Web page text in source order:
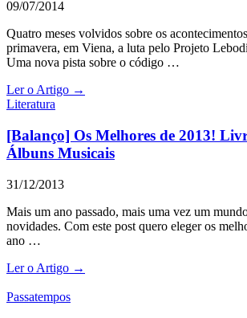
09/07/2014
Quatro meses volvidos sobre os
primavera, em Viena, a luta pelo Projeto
Uma nova pista sobre o código …
Ler o Artigo →
Literatura
[Balanço] Os Melhores de 2013!
Álbuns Musicais
31/12/2013
Mais um ano passado, mais uma vez um
novidades. Com este post quero eleger os
ano …
Ler o Artigo →
Passatempos